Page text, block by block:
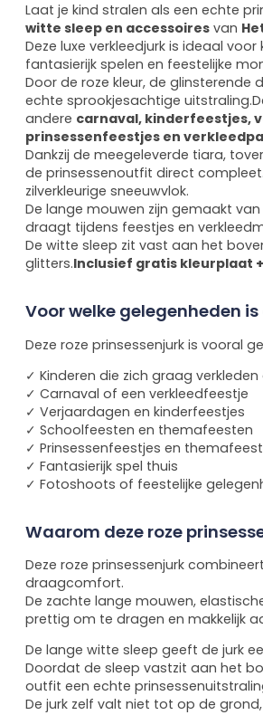
Laat je kind stralen als een echte
witte sleep en accessoires van
Deze luxe verkleedjurk is ideaal
fantasierijk spelen en feestelijke
Door de roze kleur, de glinsterende
echte sprookjesachtige
andere carnaval, kinderfeestjes,
prinsessenfeestjes en
Dankzij de meegeleverde tiara,
de prinsessenoutfit direct
zilverkleurige sneeuwvlok.
De lange mouwen zijn gemaakt
draagt tijdens feestjes en
De witte sleep zit vast aan het
glitters.Inclusief gratis kleurplaat
Voor welke gelegenheden
Deze roze prinsessenjurk is vooral
✓ Kinderen die zich graag verkleden
✓ Carnaval of een verkleedfeestje
✓ Verjaardagen en kinderfeestjes
✓ Schoolfeesten en themafeesten
✓ Prinsessenfeestjes en
✓ Fantasierijk spel thuis
✓ Fotoshoots of feestelijke
Waarom deze roze
Deze roze prinsessenjurk
draagcomfort.
De zachte lange mouwen,
prettig om te dragen en makkelijk
De lange witte sleep geeft de jurk
Doordat de sleep vastzit aan het
outfit een echte
De jurk zelf valt niet tot op de